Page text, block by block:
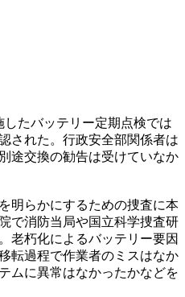
たバッテリー定期点検では
された。行政安全部関係者は
途交換の勧告は受けていなか
明らかにするための捜査に本
で消防当局や国立科学捜査研
老朽化によるバッテリー要因
転過程で作業者のミスはなか
ムに異常はなかったかなどを